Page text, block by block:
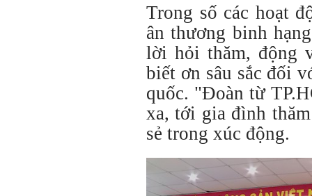
Trong số các hoạt
ân thương binh
lời hỏi thăm, động
biết ơn sâu sắc đối
quốc. "Đoàn từ
xa, tới gia đình
sẻ trong xúc động.